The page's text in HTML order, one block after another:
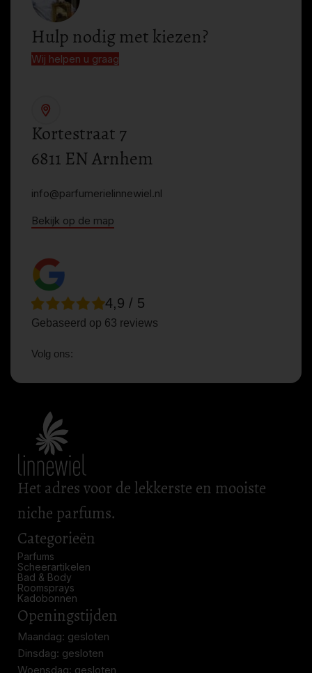
Hulp nodig met kiezen?
Wij helpen u graag
Kortestraat 7
6811 EN Arnhem
info@parfumerielinnewiel.nl
Bekijk op de map
4,9 / 5
Gebaseerd op 63 reviews
Volg ons:
Het adres voor de lekkerste en mooiste
niche parfums.
Categorieën
Parfums
Scheerartikelen
Bad & Body
Roomsprays
Kadobonnen
Openingstijden
Maandag: gesloten
Dinsdag: gesloten
Woensdag: gesloten